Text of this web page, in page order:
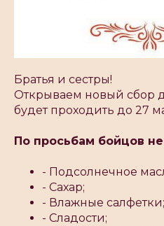
Братья и сестры!
Открываем новый сбор
будет проходить до 27
По просьбам бойцов
- Подсолнечное
- Сахар;
- Влажные салфетки;
- Сладости;